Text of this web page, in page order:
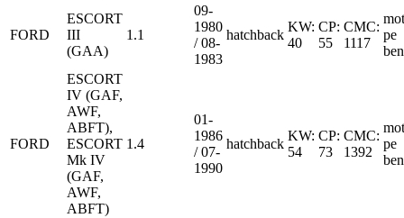
FORD
ESCORT
III
(GAA)
1.1
09-
1980
/ 08-
1983
hatchback
KW:
40
CP:
55
CMC:
1117
pe
FORD
ESCORT
IV (GAF,
AWF,
ABFT),
ESCORT
Mk IV
(GAF,
AWF,
ABFT)
1.4
01-
1986
/ 07-
1990
hatchback
KW:
54
CP:
73
CMC:
1392
pe